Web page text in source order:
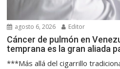
agosto 6, 2026 Editor
Cáncer de pulmón en
temprana es la gran aliada
***Más allá del cigarrillo